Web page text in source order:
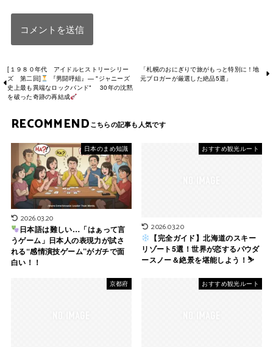
[１９８０年代 アイドルヒストリーシリー
ズ 第二回]
『男闘呼組』— "ジャニーズ
史上最も異端なロックバンド" 30年の沈黙
を破った奇跡の再結成
「札幌のおにぎりで旅がもっと特別に！地
元ブロガーが厳選した絶品5選」
RECOMMEND
日本のまめ知識
2026.03.20
日本語は難しい…「はぁって言
うゲーム」日本人の表現力が試さ
れる“感情演技ゲーム”がガチで面
白い！！
おすすめ観光ルート
2026.03.20
【完全ガイド】北海道のスキー
リゾート5選！世界が恋するパウダ
ースノー＆絶景を堪能しよう！⛷
京都府 おすすめ観光ルート